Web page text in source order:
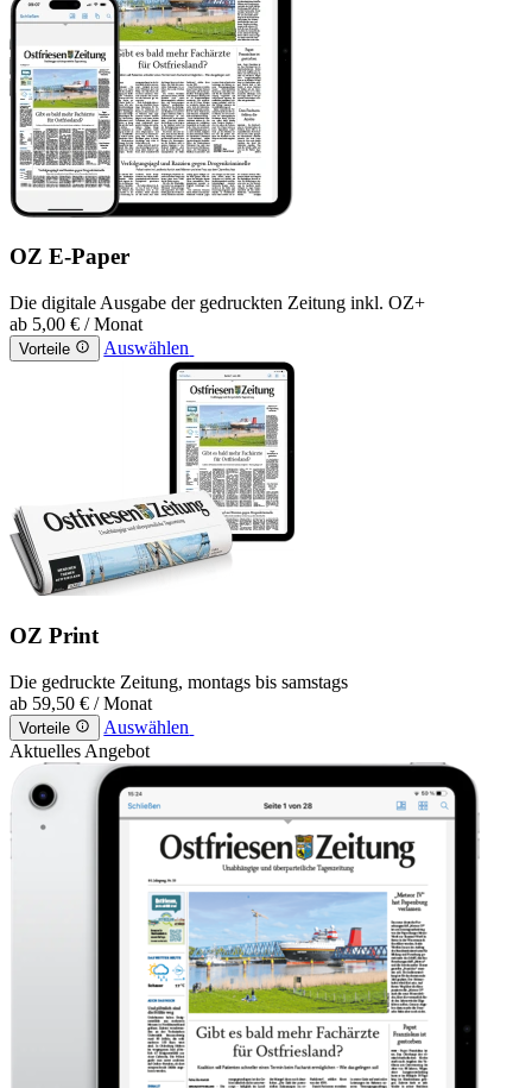
OZ E-Paper
Die digitale Ausgabe der gedruckten Zeitung inkl. OZ+
ab 5,00 € / Monat
Vorteile Auswählen
OZ Print
Die gedruckte Zeitung, montags bis samstags
ab 59,50 € / Monat
Vorteile
Auswählen
Aktuelles Angebot